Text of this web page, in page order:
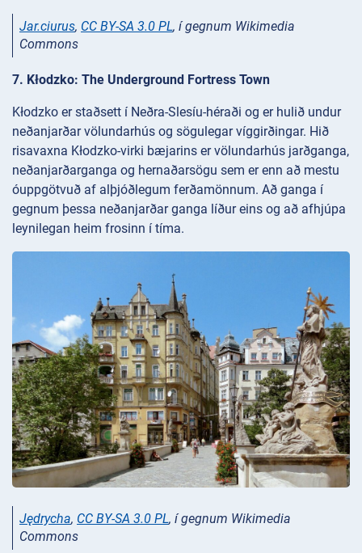
Jar.ciurus, CC BY-SA 3.0 PL, í gegnum Wikimedia
Commons
7. Kłodzko: The Underground Fortress Town
Kłodzko er staðsett í Neðra-Slesíu-héraði og er hulið undur
neðanjarðar völundarhús og sögulegar víggirðingar. Hið
risavaxna Kłodzko-virki bæjarins er völundarhús jarðganga,
neðanjarðarganga og hernaðarsögu sem er enn að mestu
óuppgötvuð af alþjóðlegum ferðamönnum. Að ganga í
gegnum þessa neðanjarðar ganga líður eins og að afhjúpa
leynilegan heim frosinn í tíma.
Jędrycha, CC BY-SA 3.0 PL, í gegnum Wikimedia
Commons